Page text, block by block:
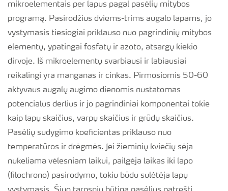
mikroelementais per lapus pagal pasėlių mitybos
programą. Pasirodžius dviems-trims augalo lapams, jo
vystymasis tiesiogiai priklauso nuo pagrindinių mitybos
elementų, ypatingai fosfatų ir azoto, atsargų kiekio
dirvoje. Iš mikroelementų svarbiausi ir labiausiai
reikalingi yra manganas ir cinkas. Pirmosiomis 50-60
aktyvaus augalų augimo dienomis nustatomas
potencialus derlius ir jo pagrindiniai komponentai tokie
kaip lapų skaičius, varpų skaičius ir grūdų skaičius.
Pasėlių sudygimo koeficientas priklauso nuo
temperatūros ir drėgmės. Jei žieminių kviečių sėja
nukeliama vėlesniam laikui, pailgėja laikas iki lapo
(filochrono) pasirodymo, tokiu būdu sulėtėja lapų